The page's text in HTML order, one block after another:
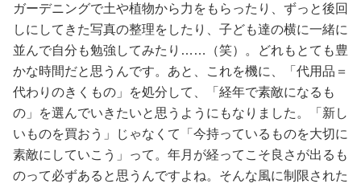
ガーデニングで土や植物から力をもらったり、ずっと後回
しにしてきた写真の整理をしたり、子ども達の横に一緒に
並んで自分も勉強してみたり……（笑）。どれもとても豊
かな時間だと思うんです。あと、これを機に、「代用品＝
代わりのきくもの」を処分して、「経年で素敵になるも
の」を選んでいきたいと思うようにもなりました。「新し
いものを買おう」じゃなくて「今持っているものを大切に
素敵にしていこう」って。年月が経ってこそ良さが出るも
のって必ずあると思うんですよね。そんな風に制限された